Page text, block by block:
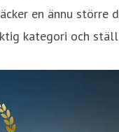
en ännu större
kategori och